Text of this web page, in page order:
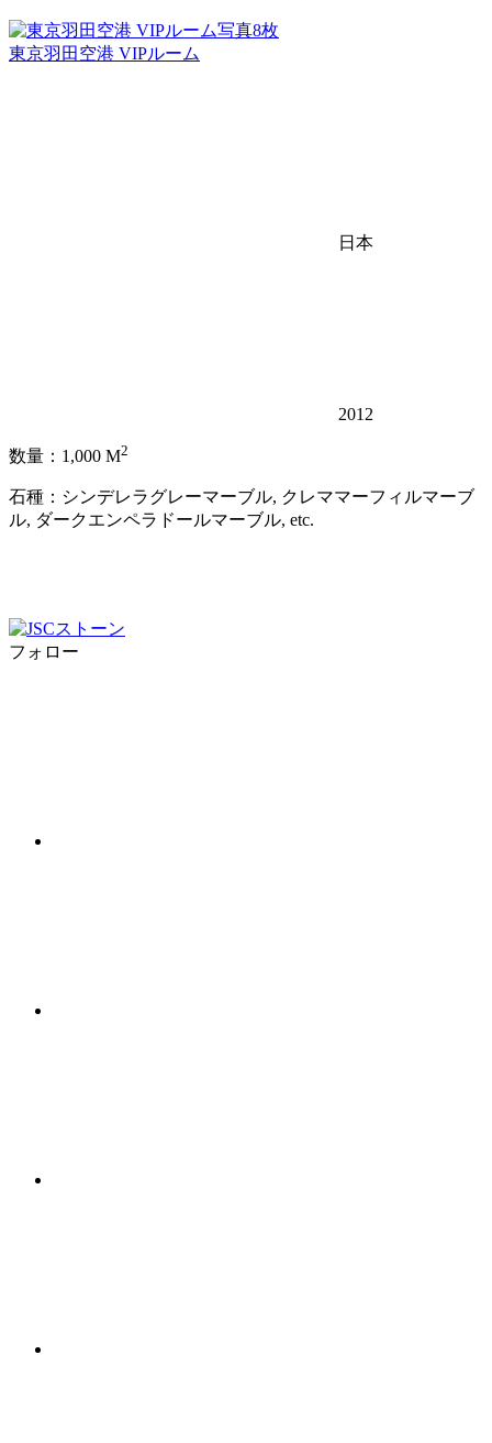
写真8枚
東京羽田空港 VIPルーム
日本
2012
数量：1,000 M2
石種：シンデレラグレーマーブル, クレママーフィルマーブ
ル, ダークエンペラドールマーブル, etc.
フォロー